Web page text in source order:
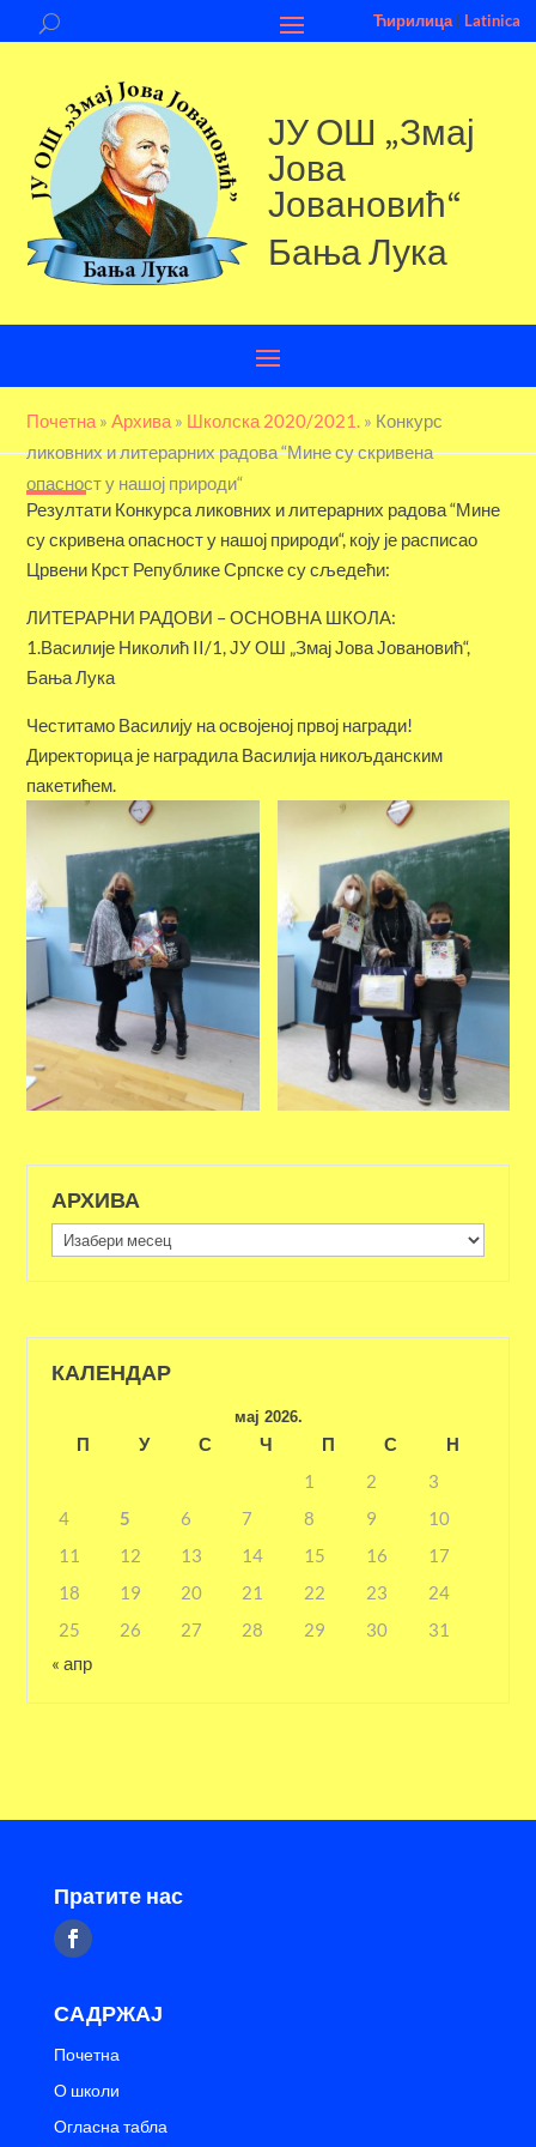
Ћирилица| Latinica
ЈУ ОШ „Змај
Јова
Јовановић“
Бања Лука
Почетна »Aрхива » Школска 2020/2021. » Конкурс
ликовних и литерарних радова “Мине су скривена
опасност у нашој природи“
Резултати Конкурса ликовних и литерарних радова “Мине
су скривена опасност у нашој природи“, коју је расписао
Црвени Крст Републике Српске су сљедећи:
ЛИТЕРАРНИ РАДОВИ – ОСНОВНА ШКОЛА:
1.Василије Николић II/1, ЈУ ОШ „Змај Јова Јовановић“,
Бања Лука
Честитамо Василију на освојеној првој награди!
Директорица је наградила Василија никољданским
пакетићем.
АРХИВА
Архива
КАЛЕНДАР
мај 2026.
П У С Ч П С
Н
1
2
3
4
5 6 7 8 9
10
11
12 13 14 15 16
17
18
19 20 21 22 23
24
25
26 27 28 29 30
31
« апр
Пратите нас
САДРЖАЈ
Почетна
О школи
Огласна табла